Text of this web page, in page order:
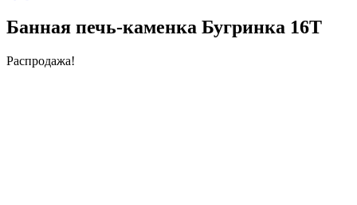
Банная печь-каменка Бугринка 16Т
Распродажа!